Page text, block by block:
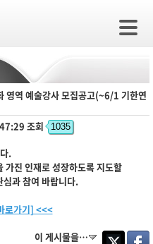
영역 예술강사 모집공고(~6/1 기한연
조회 1035
.
가진 인재로 성장하도록 지도할
과 참여 바랍니다.
로가기] <<<
이 게시물을…